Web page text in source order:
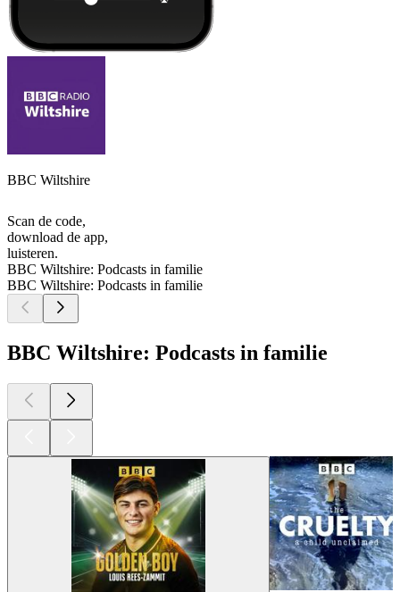
BBC Wiltshire
Scan de code,
download de app,
luisteren.
BBC Wiltshire: Podcasts in familie
BBC Wiltshire: Podcasts in familie
BBC Wiltshire: Podcasts in familie